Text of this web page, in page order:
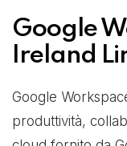
Google
Ireland
Google
produttività,